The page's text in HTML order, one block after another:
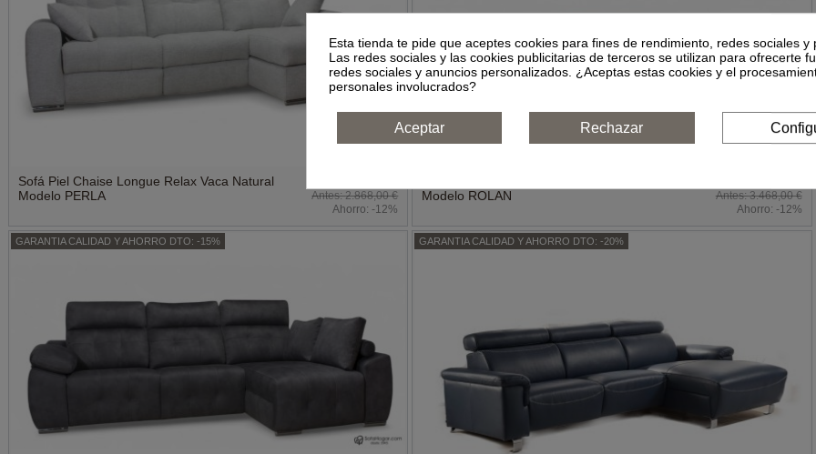
Sofá Piel Chaise Longue Relax Vaca Natural
Modelo PERLA
2.868,00 €
Ahorro:-12%
Modelo ROLAN
3.468,00 €
Ahorro: -12%
GARANTIA CALIDAD Y AHORRO DTO: -15% GARANTIA CALIDAD Y AHORRO DTO: -20%
Esta tienda te pide que aceptes cookies para fines de rendimiento, redes sociales y
Las redes sociales y las cookies publicitarias de terceros se utilizan para ofrecerte
redes sociales y anuncios personalizados. ¿Aceptas estas cookies y el
personales involucrados?
Aceptar Rechazar